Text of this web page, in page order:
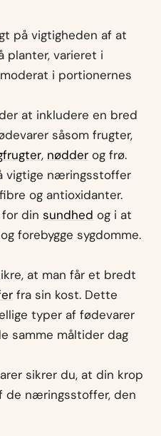
på vigtigheden af at
planter, varieret i
i portionernes
at inkludere en bred
såsom frugter,
, nødder og frø.
vigtige næringsstoffer
og antioxidanter.
din sundhed og i at
og forebygge sygdomme.
at man får et bredt
fra sin kost. Dette
typer af fødevarer
samme måltider dag
sikrer du, at din krop
de næringsstoffer, den